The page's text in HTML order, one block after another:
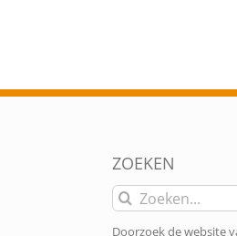
ZOEKEN
Zoeken
naar:
Doorzoek de website